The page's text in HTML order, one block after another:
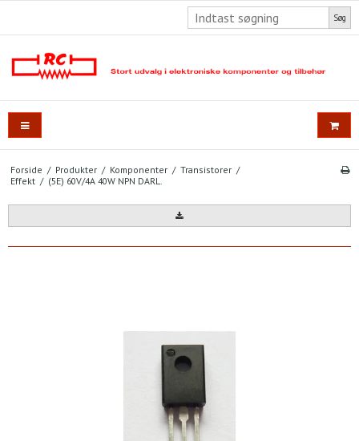
Søg
Forside / Produkter / Komponenter / Transistorer /
Effekt / (5E) 60V/4A 40W NPN DARL.